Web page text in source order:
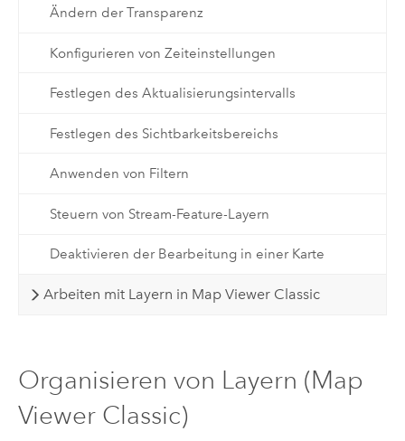
Ändern der Transparenz
Konfigurieren von Zeiteinstellungen
Festlegen des Aktualisierungsintervalls
Festlegen des Sichtbarkeitsbereichs
Anwenden von Filtern
Steuern von Stream-Feature-Layern
Deaktivieren der Bearbeitung in einer Karte
Arbeiten mit Layern in Map Viewer Classic
Organisieren von Layern (Map
Viewer Classic)